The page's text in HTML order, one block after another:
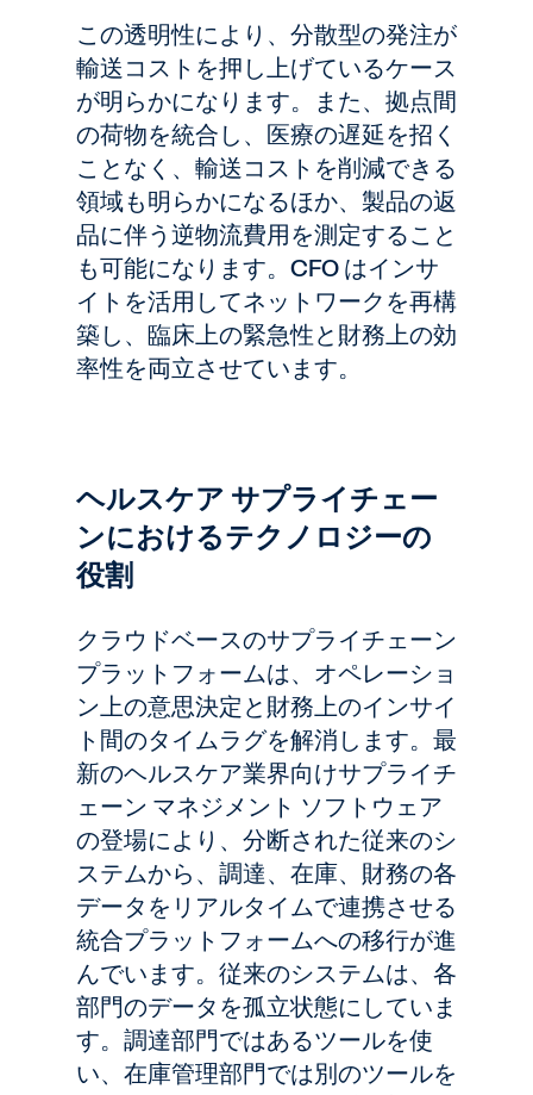
この透明性により、分散型の発注が
輸送コストを押し上げているケース
が明らかになります。また、拠点間
の荷物を統合し、医療の遅延を招く
ことなく、輸送コストを削減できる
領域も明らかになるほか、製品の返
品に伴う逆物流費用を測定すること
も可能になります。CFO はインサ
イトを活用してネットワークを再構
築し、臨床上の緊急性と財務上の効
率性を両立させています。
ヘルスケア サプライチェー
ンにおけるテクノロジーの
役割
クラウドベースのサプライチェーン
プラットフォームは、オペレーショ
ン上の意思決定と財務上のインサイ
ト間のタイムラグを解消します。最
新のヘルスケア業界向けサプライチ
ェーン マネジメント ソフトウェア
の登場により、分断された従来のシ
ステムから、調達、在庫、財務の各
データをリアルタイムで連携させる
統合プラットフォームへの移行が進
んでいます。従来のシステムは、各
部門のデータを孤立状態にしていま
す。調達部門ではあるツールを使
い、在庫管理部門では別のツールを